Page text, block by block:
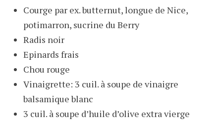
Courge par ex. butternut, longue de Nice,
potimarron, sucrine du Berry
Radis noir
Epinards frais
Chou rouge
Vinaigrette: 3 cuil. à soupe de vinaigre
balsamique blanc
3 cuil. à soupe d’huile d’olive extra vierge